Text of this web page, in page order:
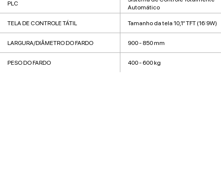
PLC
Automático
TELA DE CONTROLE TÁTIL Tamanho da tela 10,1″ TFT (16:9W)
LARGURA/DIÂMETRO DO FARDO 900 - 850 mm
PESO DO FARDO 400 - 600 kg